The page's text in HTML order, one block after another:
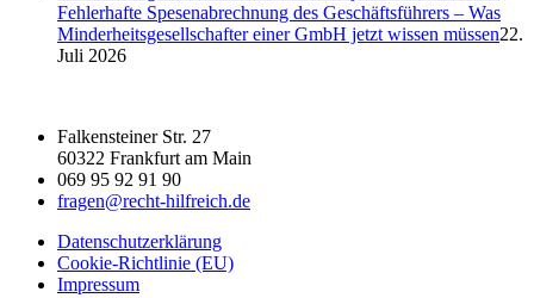
Fehlerhafte Spesenabrechnung des Geschäftsführers – Was
Minderheitsgesellschafter einer GmbH jetzt wissen müssen22.
Juli 2026
Falkensteiner Str. 27
60322 Frankfurt am Main
069 95 92 91 90
fragen@recht-hilfreich.de
Datenschutzerklärung
Cookie-Richtlinie (EU)
Impressum